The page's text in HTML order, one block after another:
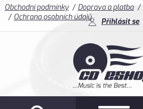
Obchodní podmínky Doprava a platba
Ochrana osobních údajů
Přihlásit se